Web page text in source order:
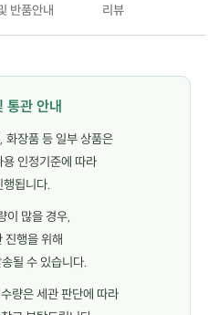
반품안내 리뷰
통관 안내
화장품 등 일부 상품은
인정기준에 따라
됩니다.
이 많을 경우,
진행을 위해
될 수 있습니다.
량은 세관 판단에 따라